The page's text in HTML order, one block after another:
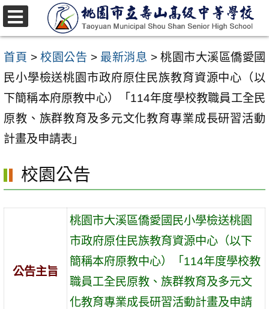
跳
至
主
要
內
容
區
首頁 > 校園公告 > 最新消息 > 桃園市大溪區僑愛國
民小學檢送桃園市政府原住民族教育資源中心（以
下簡稱本府原教中心）「114年度學校教職員工全民
原教、族群教育及多元文化教育專業成長研習活動
計畫及申請表」
校園公告
公告主旨
桃園市大溪區僑愛國民小學檢送桃園
市政府原住民族教育資源中心（以下
簡稱本府原教中心）「114年度學校教
職員工全民原教、族群教育及多元文
化教育專業成長研習活動計畫及申請
選
單